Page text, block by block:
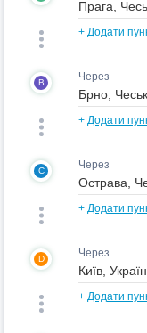
+ Додати
B Через
+ Додати
C Через
+ Додати
D Через
+ Додати